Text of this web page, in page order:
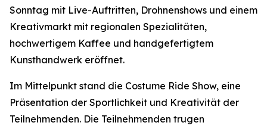
Sonntag mit Live-Auftritten, Drohnenshows und einem
Kreativmarkt mit regionalen Spezialitäten,
hochwertigem Kaffee und handgefertigtem
Kunsthandwerk eröffnet.
Im Mittelpunkt stand die Costume Ride Show, eine
Präsentation der Sportlichkeit und Kreativität der
Teilnehmenden. Die Teilnehmenden trugen